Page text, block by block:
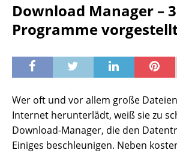
Download Manager –
Programme
Wer oft und vor allem große
Internet herunterlädt, weiß sie zu
Download-Manager, die den
Einiges beschleunigen. Neben